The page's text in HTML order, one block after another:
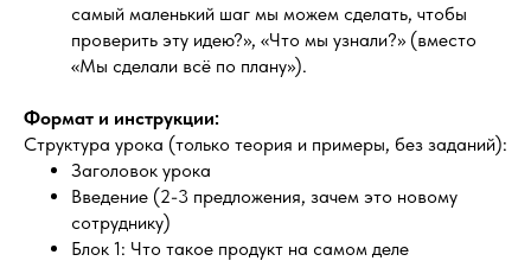
самый маленький шаг мы можем сделать, чтобы
проверить эту идею?», «Что мы узнали?» (вместо
«Мы сделали всё по плану»).
Формат и инструкции:
Структура урока (только теория и примеры, без заданий):
Заголовок урока
Введение (2-3 предложения, зачем это новому
сотруднику)
Блок 1: Что такое продукт на самом деле